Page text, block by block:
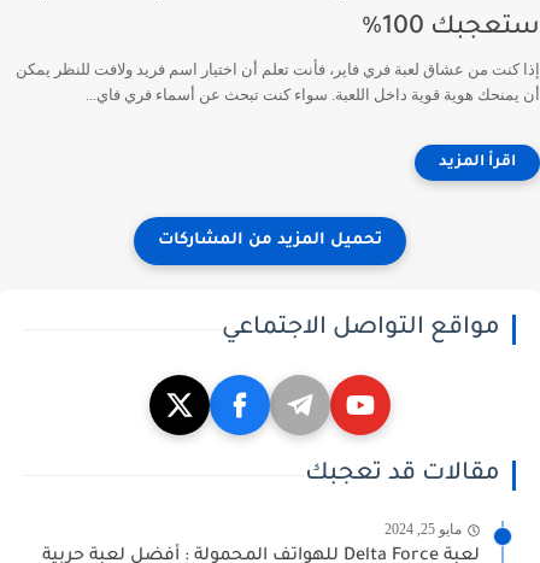
ستعجبك 100%
إذا كنت من عشاق لعبة فري فاير، فأنت تعلم أن اختيار اسم فريد ولافت للنظر يمكن
أن يمنحك هوية قوية داخل اللعبة. سواء كنت تبحث عن أسماء فري فاي...
مواقع التواصل الاجتماعي
مقالات قد تعجبك
مايو 25, 2024
لعبة Delta Force للهواتف المحمولة : أفضل لعبة حربية